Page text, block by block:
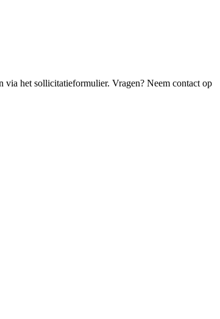
via het sollicitatieformulier. Vragen? Neem contact op